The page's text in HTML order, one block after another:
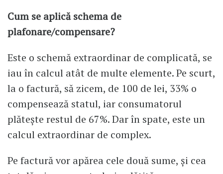
Cum se aplică schema de
plafonare/compensare?
Este o schemă extraordinar de complicată, se
iau în calcul atât de multe elemente. Pe scurt,
la o factură, să zicem, de 100 de lei, 33% o
compensează statul, iar consumatorul
plătește restul de 67%. Dar în spate, este un
calcul extraordinar de complex.
Pe factură vor apărea cele două sume, și cea